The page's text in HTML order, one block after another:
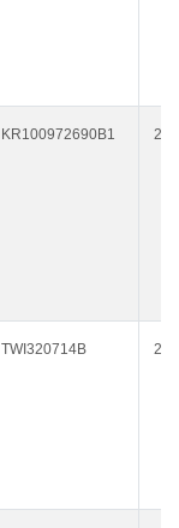
KR100972690B1
TWI320714B